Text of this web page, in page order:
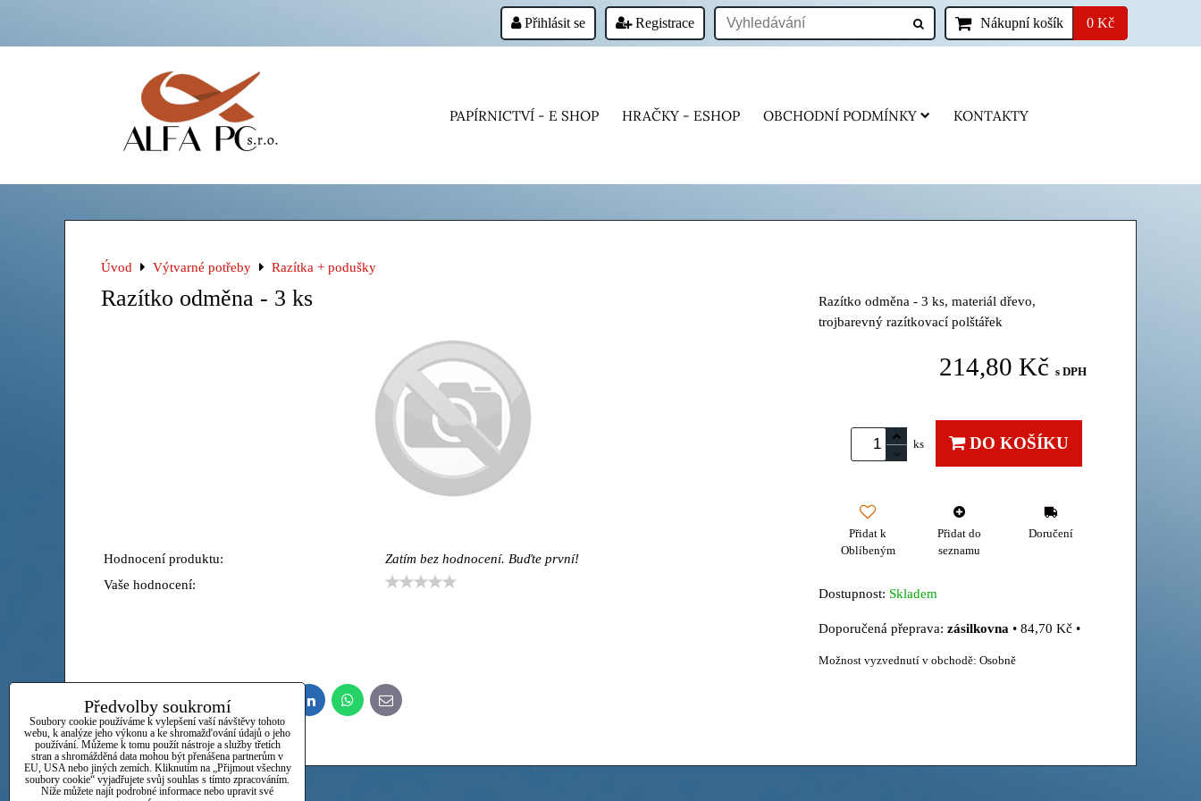
Přihlásit se Registrace Nákupní košík 0 Kč
PAPÍRNICTVÍ - E SHOP HRAČKY - ESHOP OBCHODNÍ PODMÍNKY KONTAKTY
Úvod Výtvarné potřeby Razítka + podušky
Razítko odměna - 3 ks
Hodnocení produktu:
Zatím bez hodnocení. Buďte první!
Vaše hodnocení:
Razítko odměna - 3 ks, materiál dřevo,
trojbarevný razítkovací polštářek
214,80 Kč s DPH
ks DO KOŠÍKU
Přidat k
Oblíbeným
Přidat do
seznamu
Doručení
Dostupnost: Skladem
zásilkovna • 84,70 Kč •
Osobně
FacebookTwitter BlueskyPinterest LinkedInWhatsApp
E-
mail
Předvolby soukromí
Soubory cookie používáme k vylepšení vaší návštěvy tohoto
webu, k analýze jeho výkonu a ke shromažďování údajů o jeho
používání. Můžeme k tomu použít nástroje a služby třetích
stran a shromážděná data mohou být přenášena partnerům v
EU, USA nebo jiných zemích. Kliknutím na „Přijmout všechny
soubory cookie“ vyjadřujete svůj souhlas s tímto zpracováním.
Níže můžete najít podrobné informace nebo upravit své